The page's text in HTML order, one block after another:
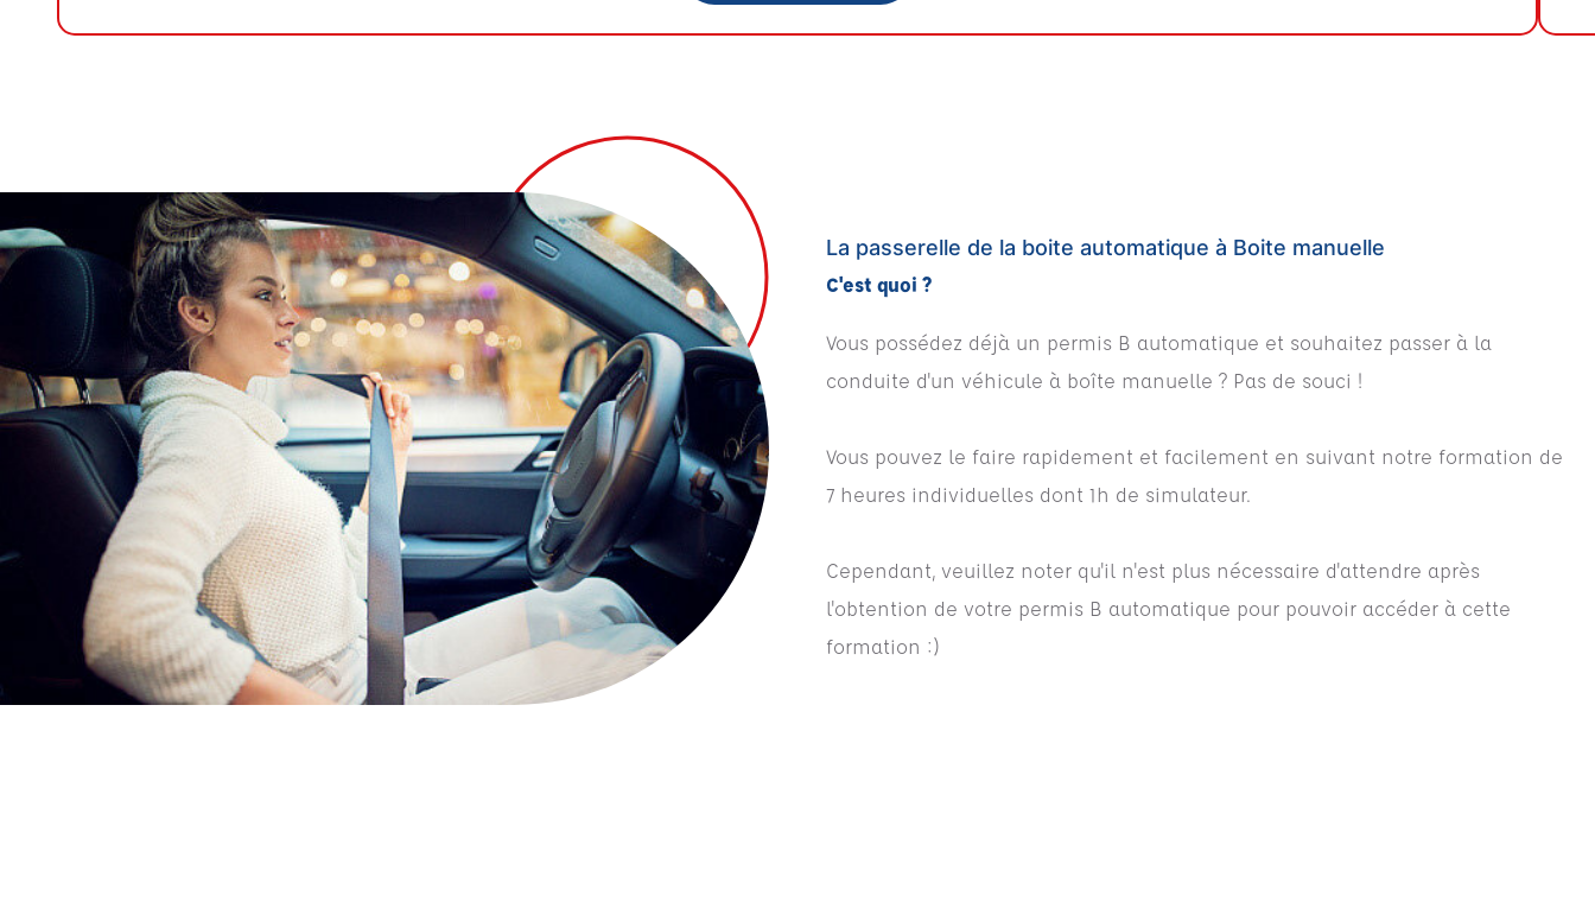
La passerelle de la boite automatique à Boite manuelle
C'est quoi ?
Vous possédez déjà un permis B automatique et souhaitez passer à la
conduite d'un véhicule à boîte manuelle ? Pas de souci !
Vous pouvez le faire rapidement et facilement en suivant notre formation de
7 heures individuelles dont 1h de simulateur.
Cependant, veuillez noter qu'il n'est plus nécessaire d'attendre après
l'obtention de votre permis B automatique pour pouvoir accéder à cette
formation :)